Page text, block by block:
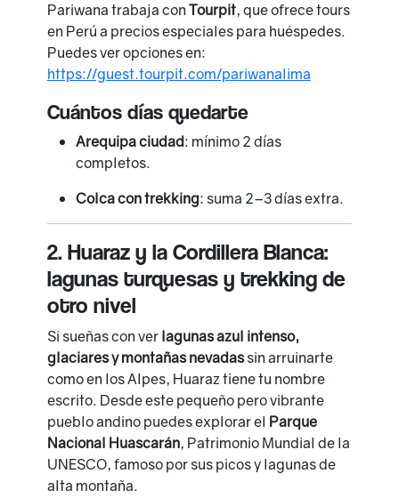
Pariwana trabaja conTourpit, que ofrece tours
en Perú a precios especiales para huéspedes.
Puedes ver opciones en:
https://guest.tourpit.com/pariwanalima
Cuántos días quedarte
Arequipa ciudad: mínimo 2 días
completos.
Colca con trekking: suma 2–3 días extra.
2. Huaraz y la Cordillera Blanca:
lagunas turquesas y trekking de
otro nivel
Si sueñas con ver lagunas azul intenso,
glaciares y montañas nevadassin arruinarte
como en los Alpes, Huaraz tiene tu nombre
escrito. Desde este pequeño pero vibrante
pueblo andino puedes explorar el Parque
Nacional Huascarán, Patrimonio Mundial de la
UNESCO, famoso por sus picos y lagunas de
alta montaña.